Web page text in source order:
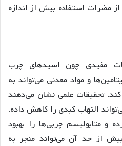
مضرات استفاده بیش از اندازه
مفیدی چون اسیدهای چرب
و مواد معدنی می‌تواند به
تحقیقات علمی نشان می‌دهند
التهاب کبدی را کاهش داده،
و متابولیسم چربی‌ها را بهبود
از حد آن می‌تواند منجر به